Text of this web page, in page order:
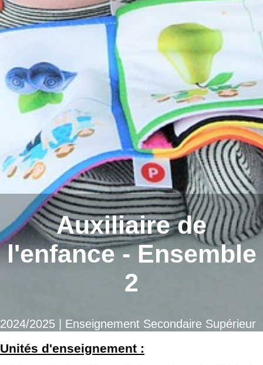
Auxiliaire de
l'enfance - Ensemble
2
2024/2025 | Enseignement Secondaire Supérieur
Unités d'enseignement :